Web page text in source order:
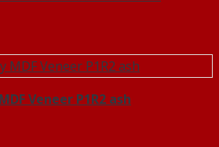
Veneer P1R2 ash